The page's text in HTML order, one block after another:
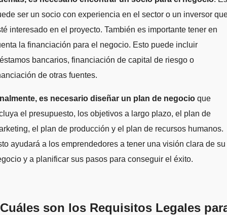
ser un socio con experiencia en el sector o un inversor
interesado en el proyecto. También es importante tener en
la financiación para el negocio. Esto puede incluir
bancarios, financiación de capital de riesgo o
de otras fuentes.
es necesario diseñar un plan de negocio que
el presupuesto, los objetivos a largo plazo, el plan de
el plan de producción y el plan de recursos humanos.
ayudará a los emprendedores a tener una visión clara de su
y a planificar sus pasos para conseguir el éxito.
son los Requisitos Legales